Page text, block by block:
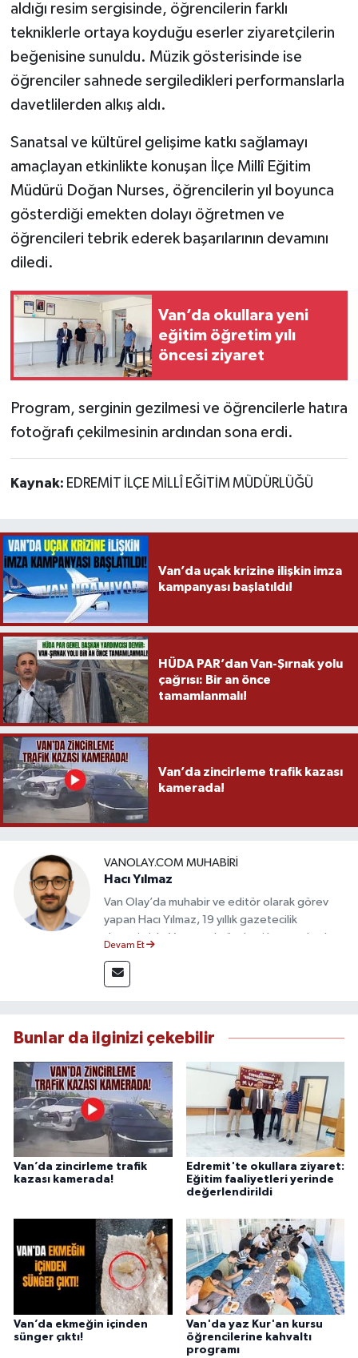
aldığı resim sergisinde, öğrencilerin farklı
tekniklerle ortaya koyduğu eserler ziyaretçilerin
beğenisine sunuldu. Müzik gösterisinde ise
öğrenciler sahnede sergiledikleri performanslarla
davetlilerden alkış aldı.
Sanatsal ve kültürel gelişime katkı sağlamayı
amaçlayan etkinlikte konuşan İlçe Millî Eğitim
Müdürü Doğan Nurses, öğrencilerin yıl boyunca
gösterdiği emekten dolayı öğretmen ve
öğrencileri tebrik ederek başarılarının devamını
diledi.
Van’da okullara yeni
eğitim öğretim yılı
öncesi ziyaret
Program, serginin gezilmesi ve öğrencilerle hatıra
fotoğrafı çekilmesinin ardından sona erdi.
Kaynak: EDREMİT İLÇE MİLLÎ EĞİTİM MÜDÜRLÜĞÜ
Van’da uçak krizine ilişkin imza
kampanyası başlatıldı!
HÜDA PAR’dan Van-Şırnak yolu
çağrısı: Bir an önce
tamamlanmalı!
Van’da zincirleme trafik kazası
kamerada!
VANOLAY.COM MUHABIRI
Hacı Yılmaz
Van Olay’da muhabir ve editör olarak görev
yapan Hacı Yılmaz, 19 yıllık gazetecilik
deneyimiyle Van yerel gündemi başta olmak
takip etmektedir. Editoryal sürece katkı sunan
Yılmaz, tarafsızlık, doğruluk ve etik ilkeler
bilgilendirmektedir.
Devam Et
Bunlar da ilginizi çekebilir
Van’da zincirleme trafik
kazası kamerada!
Edremit'te okullara ziyaret:
Eğitim faaliyetleri yerinde
değerlendirildi
Van’da ekmeğin içinden
sünger çıktı!
Van'da yaz Kur'an kursu
öğrencilerine kahvaltı
programı